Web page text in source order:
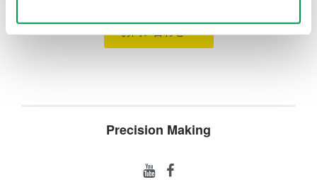
お問い合わせ
Precision Making